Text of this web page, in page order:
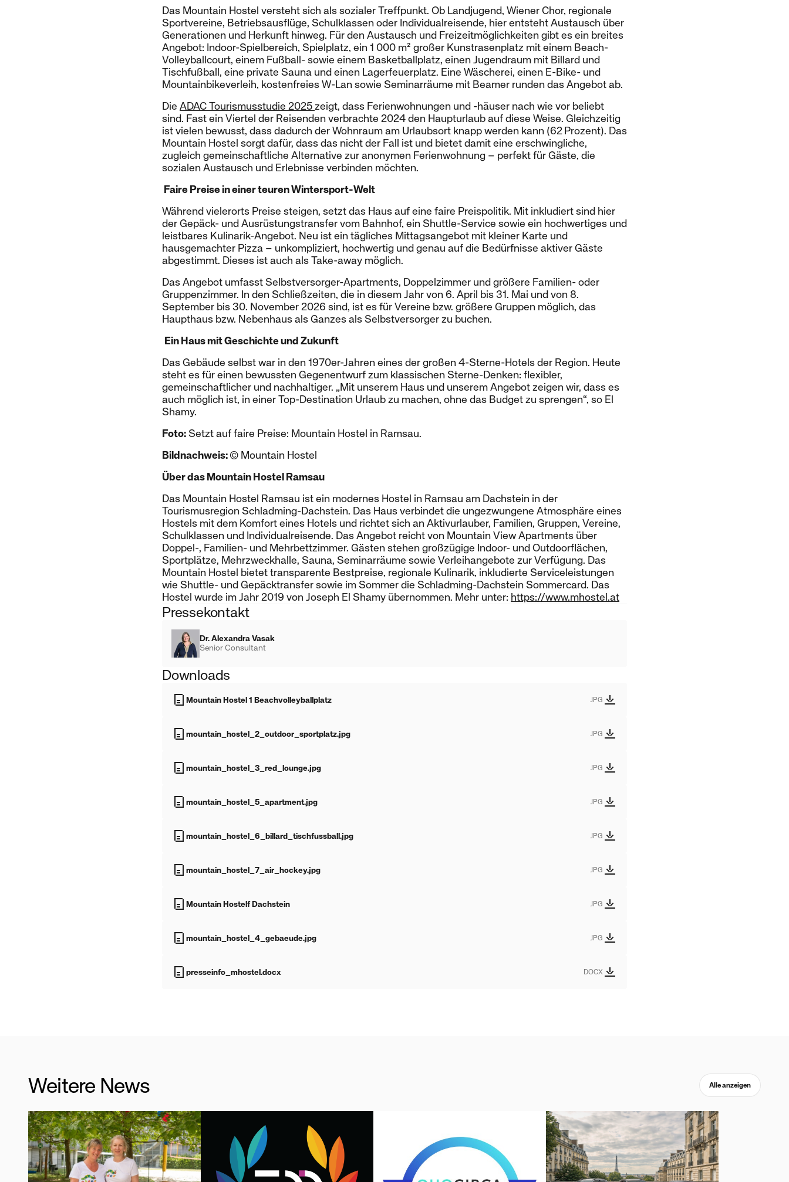
Das Mountain Hostel versteht sich als sozialer Treffpunkt. Ob Landjugend, Wiener Chor, regionale
Sportvereine, Betriebsausflüge, Schulklassen oder Individualreisende, hier entsteht Austausch über
Generationen und Herkunft hinweg. Für den Austausch und Freizeitmöglichkeiten gibt es ein breites
Angebot: Indoor-Spielbereich, Spielplatz, ein 1 000 m² großer Kunstrasenplatz mit einem Beach-
Volleyballcourt, einem Fußball- sowie einem Basketballplatz, einen Jugendraum mit Billard und
Tischfußball, eine private Sauna und einen Lagerfeuerplatz. Eine Wäscherei, einen E-Bike- und
Mountainbikeverleih, kostenfreies W-Lan sowie Seminarräume mit Beamer runden das Angebot ab.
Die ADAC Tourismusstudie 2025zeigt, dass Ferienwohnungen und -häuser nach wie vor beliebt
sind. Fast ein Viertel der Reisenden verbrachte 2024 den Haupturlaub auf diese Weise. Gleichzeitig
ist vielen bewusst, dass dadurch der Wohnraum am Urlaubsort knapp werden kann (62 Prozent). Das
Mountain Hostel sorgt dafür, dass das nicht der Fall ist und bietet damit eine erschwingliche,
zugleich gemeinschaftliche Alternative zur anonymen Ferienwohnung – perfekt für Gäste, die
sozialen Austausch und Erlebnisse verbinden möchten.
Faire Preise in einer teuren Wintersport-Welt
Während vielerorts Preise steigen, setzt das Haus auf eine faire Preispolitik. Mit inkludiert sind hier
der Gepäck- und Ausrüstungstransfer vom Bahnhof, ein Shuttle-Service sowie ein hochwertiges und
leistbares Kulinarik-Angebot. Neu ist ein tägliches Mittagsangebot mit kleiner Karte und
hausgemachter Pizza – unkompliziert, hochwertig und genau auf die Bedürfnisse aktiver Gäste
abgestimmt. Dieses ist auch als Take-away möglich.
Das Angebot umfasst Selbstversorger-Apartments, Doppelzimmer und größere Familien- oder
Gruppenzimmer. In den Schließzeiten, die in diesem Jahr von 6. April bis 31. Mai und von 8.
September bis 30. November 2026 sind, ist es für Vereine bzw. größere Gruppen möglich, das
Haupthaus bzw. Nebenhaus als Ganzes als Selbstversorger zu buchen.
Ein Haus mit Geschichte und Zukunft
Das Gebäude selbst war in den 1970er-Jahren eines der großen 4-Sterne-Hotels der Region. Heute
steht es für einen bewussten Gegenentwurf zum klassischen Sterne-Denken: flexibler,
gemeinschaftlicher und nachhaltiger. „Mit unserem Haus und unserem Angebot zeigen wir, dass es
auch möglich ist, in einer Top-Destination Urlaub zu machen, ohne das Budget zu sprengen“, so El
Shamy.
Foto:Setzt auf faire Preise: Mountain Hostel in Ramsau.
Bildnachweis:© Mountain Hostel
Über das Mountain Hostel Ramsau
Das Mountain Hostel Ramsau ist ein modernes Hostel in Ramsau am Dachstein in der
Tourismusregion Schladming-Dachstein. Das Haus verbindet die ungezwungene Atmosphäre eines
Hostels mit dem Komfort eines Hotels und richtet sich an Aktivurlauber, Familien, Gruppen, Vereine,
Schulklassen und Individualreisende. Das Angebot reicht von Mountain View Apartments über
Doppel-, Familien- und Mehrbettzimmer. Gästen stehen großzügige Indoor- und Outdoorflächen,
Sportplätze, Mehrzweckhalle, Sauna, Seminarräume sowie Verleihangebote zur Verfügung. Das
Mountain Hostel bietet transparente Bestpreise, regionale Kulinarik, inkludierte Serviceleistungen
wie Shuttle- und Gepäcktransfer sowie im Sommer die Schladming-Dachstein Sommercard. Das
Hostel wurde im Jahr 2019 von Joseph El Shamy übernommen. Mehr unter: https://www.mhostel.at
Pressekontakt
Dr. Alexandra Vasak
Senior Consultant
Downloads
Mountain Hostel 1 Beachvolleyballplatz JPG
mountain_hostel_2_outdoor_sportplatz.jpg JPG
mountain_hostel_3_red_lounge.jpg JPG
mountain_hostel_5_apartment.jpg JPG
mountain_hostel_6_billard_tischfussball.jpg JPG
mountain_hostel_7_air_hockey.jpg JPG
Mountain Hostelf Dachstein JPG
mountain_hostel_4_gebaeude.jpg JPG
presseinfo_mhostel.docx DOCX
Weitere News Alle anzeigen